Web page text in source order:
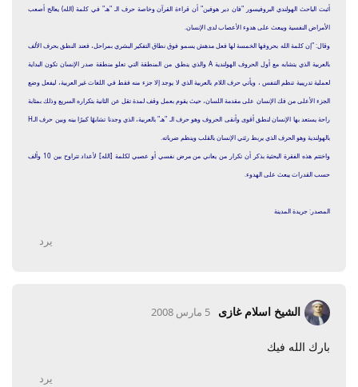
أثبت الباحث الهولندي البروفيسور "فان دير هوفين" أن قراءة القرآن وخاصة حرف الـ "هـ" في كلمة (الله) يعالج أصعب
الأمراض النفسية ويبعث على هدوء الأعصاب لدى الإنسان.
وقال: "إن كلمة الله بحروفها الخمسة لها فعل مدهش يسمو فوق نطاق التفكير البشري بمراحل، فعند النطق بحرف الألف
بالعربية الذي يتشابه مع أول الحروف الهولندية A والذي ينطق من المنطقة التي تعلو منطقة صدر الإنسان تكون البداية
لعملية تدريبية تنظم التنفس ، ويأتي حرف اللام بالعربية الذي لا يوجد إلا جزء منه فقط في اللغات غير العربية، ليفعل وضع
الجزء الأعلى من فك الإنسان على مقدمة اللسان، حيث يقوم بعمل وقف لمدة تقل عن الثانية بتكراره السريع وذلك بمثابة
راحة يستعد بها الإنسان لنطق أقوى وأنقى الحروف وهو حرف الـ "هـ" بالعربية، الذي وجدنا تشابهًا كبيرًا بينه وبين حرف الـH
بالهولندية وهو الحرف الذي يربط رئتي الإنسان بالقلب وينظم ضرباته.
واختتم هذه الفقرة البحثية بذكر أن تكرار من يعاني من مرض نفسي أو عصبي لكلمة [الله] لأعداد تتراوح بين 10 وألف
حسب القدرات يبعث على الهدوء.
المصدر: جريدة المدينة
يرد
الشيخ اسلام غازى 5 مارس 2008
بارك الله فيك
يرد